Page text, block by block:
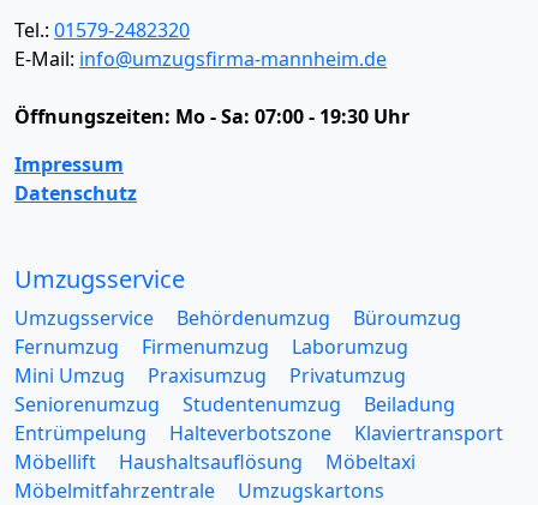
Tel.: 01579-2482320
E-Mail: info@umzugsfirma-mannheim.de
Öffnungszeiten: Mo - Sa: 07:00 - 19:30 Uhr
Impressum
Datenschutz
Umzugsservice
Umzugsservice Behördenumzug
Büroumzug
Fernumzug
Firmenumzug
Laborumzug
Mini Umzug
Praxisumzug
Privatumzug
Seniorenumzug
Studentenumzug
Beiladung
Entrümpelung
Halteverbotszone
Klaviertransport
Möbellift
Haushaltsauflösung
Möbeltaxi
Möbelmitfahrzentrale
Umzugskartons